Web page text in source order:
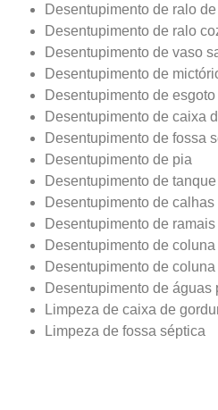
Desentupimento de ralo
Desentupimento de ralo
Desentupimento de vaso
Desentupimento de
Desentupimento de esgoto
Desentupimento de caixa
Desentupimento de fossa
Desentupimento de pia
Desentupimento de tanque
Desentupimento de
Desentupimento de ramais
Desentupimento de
Desentupimento de
Desentupimento de águas
Limpeza de caixa de
Limpeza de fossa séptica